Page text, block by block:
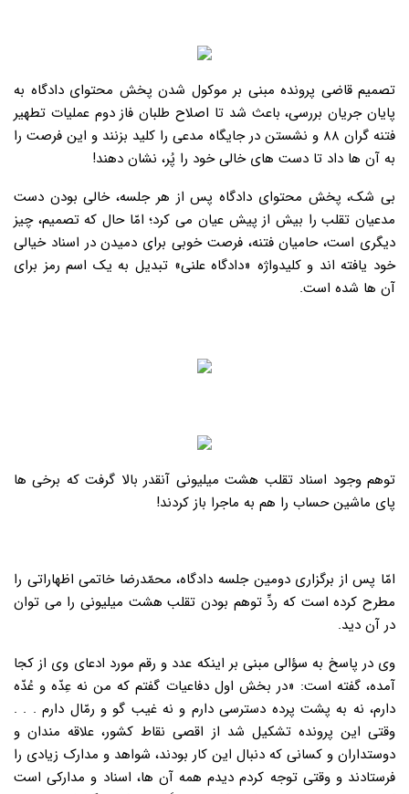
تصمیم قاضی پرونده مبنی بر موکول شدن پخش محتوای دادگاه به
پایان جریان بررسی، باعث شد تا اصلاح طلبان فاز دوم عملیات تطهیر
فتنه گران ۸۸ و نشستن در جایگاه مدعی را کلید بزنند و این فرصت را
به آن ها داد تا دست های خالی خود را پُر، نشان دهند!
بی شک، پخش محتوای دادگاه پس از هر جلسه، خالی بودن دست
مدعیان تقلب را بیش از پیش عیان می کرد؛ امّا حال که تصمیم، چیز
دیگری است، حامیان فتنه، فرصت خوبی برای دمیدن در اسناد خیالی
خود یافته اند و کلیدواژه «دادگاه علنی» تبدیل به یک اسم رمز برای
آن ها شده است.
توهم وجود اسناد تقلب هشت میلیونی آنقدر بالا گرفت که برخی ها
پای ماشین حساب را هم به ماجرا باز کردند!
امّا پس از برگزاری دومین جلسه دادگاه، محمّدرضا خاتمی اظهاراتی را
مطرح کرده است که ردِّ توهم بودن تقلب هشت میلیونی را می توان
در آن دید.
وی در پاسخ به سؤالی مبنی بر اینکه عدد و رقم مورد ادعای وی از کجا
آمده، گفته است: «در بخش اول دفاعیات گفتم که من نه عِدّه و عُدّه
دارم، نه به پشت پرده دسترسی دارم و نه غیب گو و رمّال دارم . . .
وقتی این پرونده تشکیل شد از اقصی نقاط کشور، علاقه مندان و
دوستداران و کسانی که دنبال این کار بودند، شواهد و مدارک زیادی را
فرستادند و وقتی توجه کردم دیدم همه آن ها، اسناد و مدارکی است